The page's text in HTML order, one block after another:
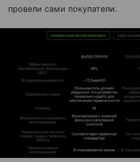
провели сами покупатели.